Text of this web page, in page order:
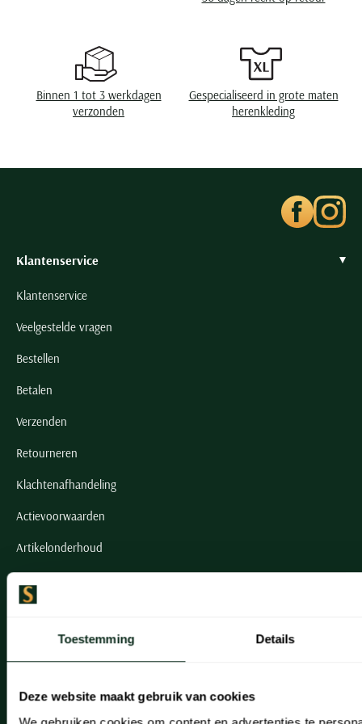
Toestemming Details
Deze website maakt gebruik van cookies
State of Art
Superdry
Tenson
Wellington of Billmore
Alle merken
speciaal wasprogamma 30°C, niet in de droger,
Binnen 1 tot 3 werkdagen
verzonden
Gespecialiseerd in grote maten
herenkleding
Klantenservice
Klantenservice
Veelgestelde vragen
Bestellen
Betalen
Verzenden
Retourneren
Klachtenafhandeling
Actievoorwaarden
Artikelonderhoud
Onze winkels
Heemstede
Hillegom